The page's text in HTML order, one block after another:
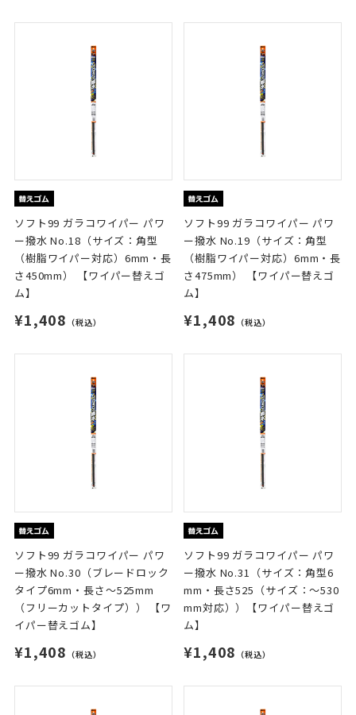
ソフト99 ガラコワイパー パワ
ー撥水 No.18（サイズ：角型
（樹脂ワイパー対応）6mm・長
さ450mm） 【ワイパー替えゴ
ム】
¥1,408 （税込）
ソフト99 ガラコワイパー パワ
ー撥水 No.19（サイズ：角型
（樹脂ワイパー対応）6mm・長
さ475mm） 【ワイパー替えゴ
ム】
¥1,408 （税込）
ソフト99 ガラコワイパー パワ
ー撥水 No.30（ブレードロック
タイプ6mm・長さ～525mm
（フリーカットタイプ）） 【ワ
イパー替えゴム】
¥1,408 （税込）
ソフト99 ガラコワイパー パワ
ー撥水 No.31（サイズ：角型6
mm・長さ525（サイズ：～530
mm対応））【ワイパー替えゴ
ム】
¥1,408 （税込）